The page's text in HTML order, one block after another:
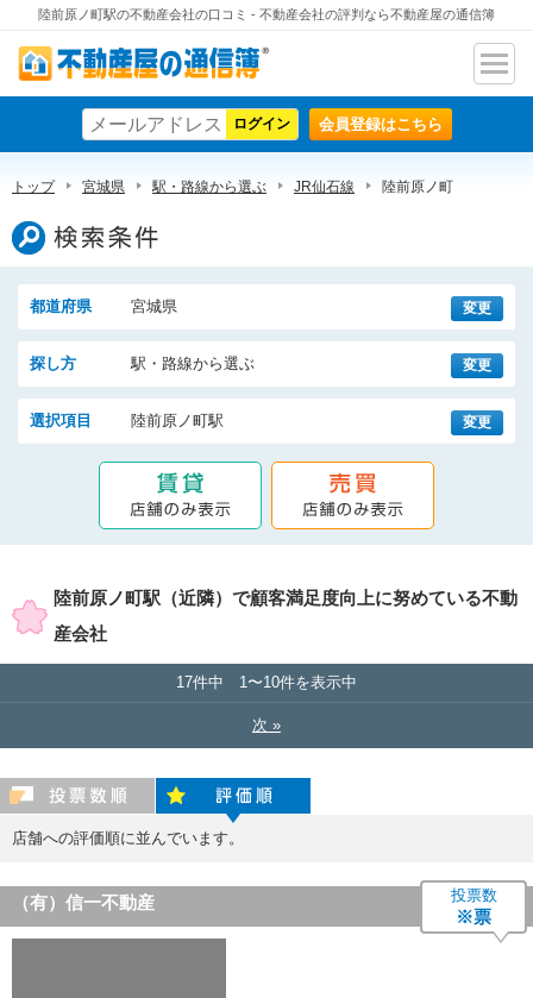
陸前原ノ町駅の不動産会社の口コミ - 不動産会社の評判なら不動産屋の通信簿
不動産屋の通信簿
ナビ
ン
会員登録はこちら
トップ 宮城県 駅・路線から選ぶ JR仙石線 陸前原ノ町
検索条件
都道府県 宮城県 変更
探し方 駅・路線から選ぶ 変更
選択項目 陸前原ノ町駅 変更
陸前原ノ町駅（近隣）で顧客満足度向上に努めている不動
産会社
17件中 1〜10件を表示中
次 »
店舗への評価順に並んでいます。
（有）信一不動産 投票数
※票